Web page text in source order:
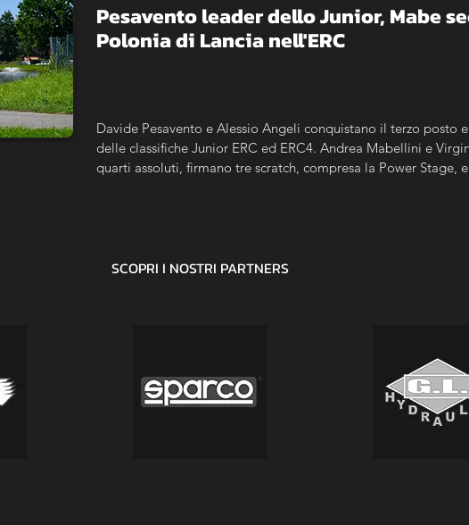
Pesavento leader dello Junior, Mabe
Polonia di Lancia nell'ERC
Davide Pesavento e Alessio Angeli conquistano il terzo posto
delle classifiche Junior ERC ed ERC4. Andrea Mabellini e
quarti assoluti, firmano tre scratch, compresa la Power Stage,
SCOPRI I NOSTRI PARTNERS